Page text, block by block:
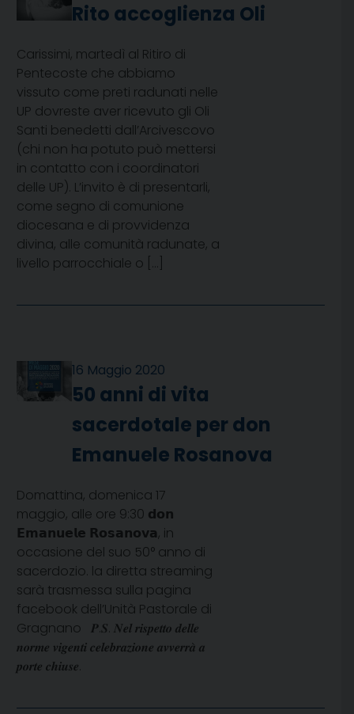
Rito accoglienza Oli
Carissimi, martedì al Ritiro di
Pentecoste che abbiamo
vissuto come preti radunati nelle
UP dovreste aver ricevuto gli Oli
Santi benedetti dall’Arcivescovo
(chi non ha potuto può mettersi
in contatto con i coordinatori
delle UP). L’invito è di presentarli,
come segno di comunione
diocesana e di provvidenza
divina, alle comunità radunate, a
livello parrocchiale o […]
16 Maggio 2020
50 anni di vita
sacerdotale per don
Emanuele Rosanova
Domattina, domenica 17
maggio, alle ore 9:30 𝗱𝗼𝗻
𝗘𝗺𝗮𝗻𝘂𝗲𝗹𝗲 𝗥𝗼𝘀𝗮𝗻𝗼𝘃𝗮, in
occasione del suo 50° anno di
sacerdozio. la diretta streaming
sarà trasmessa sulla pagina
facebook dell’Unità Pastorale di
Gragnano 𝑷.𝑺. 𝑵𝒆𝒍 𝒓𝒊𝒔𝒑𝒆𝒕𝒕𝒐 𝒅𝒆𝒍𝒍𝒆
𝒏𝒐𝒓𝒎𝒆 𝒗𝒊𝒈𝒆𝒏𝒕𝒊 𝒄𝒆𝒍𝒆𝒃𝒓𝒂𝒛𝒊𝒐𝒏𝒆 𝒂𝒗𝒗𝒆𝒓𝒓𝒂̀ 𝒂
𝒑𝒐𝒓𝒕𝒆 𝒄𝒉𝒊𝒖𝒔𝒆.